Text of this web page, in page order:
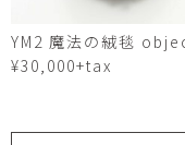
YM2 魔法の絨毯
¥30,000+tax